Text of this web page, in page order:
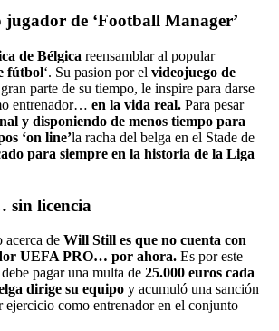
jugador de ‘Football Manager’
de Bélgica reensamblar al popular
fútbol‘. Su pasion por el videojuego de
parte de su tiempo, le inspire para darse
entrenador… en la vida real. Para pesar
y disponiendo de menos tiempo para
‘on line’la racha del belga en el Stade de
para siempre en la historia de la Liga
sin licencia
acerca de Will Still es que no cuenta con
UEFA PRO… por ahora. Es por este
pagar una multa de 25.000 euros cada
dirige su equipo y acumuló una sanción
ejercicio como entrenador en el conjunto